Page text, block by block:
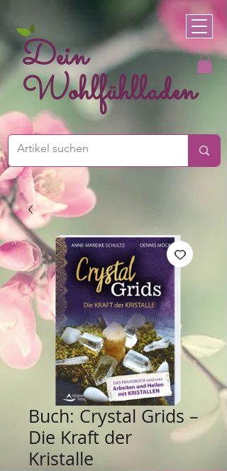
Dein
Wohlfühlladen
Buch: Crystal Grids –
Die Kraft der
Kristalle